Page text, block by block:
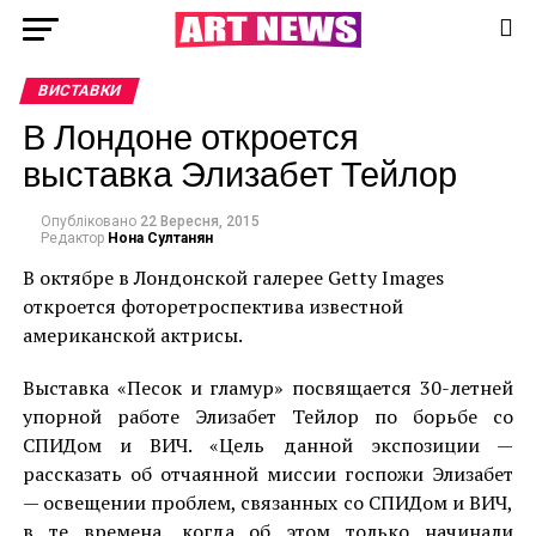
ВИСТАВКИ
В Лондоне откроется
выставка Элизабет Тейлор
Опубліковано 22 Вересня, 2015
Редактор Нона Султанян
В октябре в Лондонской галерее Getty Images
откроется фоторетроспектива известной
американской актрисы.
Выставка «Песок и гламур» посвящается 30-летней
упорной работе Элизабет Тейлор по борьбе со
СПИДом и ВИЧ. «Цель данной экспозиции —
рассказать об отчаянной миссии госпожи Элизабет
— освещении проблем, связанных со СПИДом и ВИЧ,